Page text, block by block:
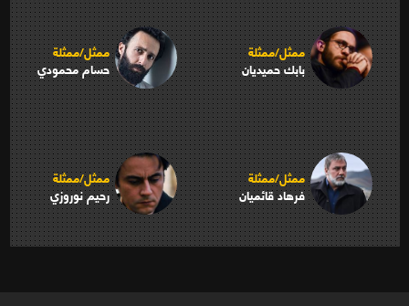
ممثل/ممثلة
بابك حميديان
ممثل/ممثلة
حسام محمودي
ممثل/ممثلة
فرهاد قائميان
ممثل/ممثلة
رحيم نوروزي